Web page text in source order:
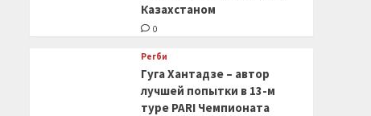
Казахстаном
0
Регби
Гуга Хантадзе – автор
лучшей попытки в 13-м
туре PARI Чемпионата